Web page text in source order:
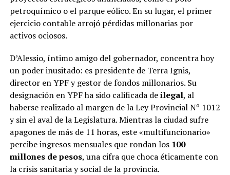
petroquímico o el parque eólico. En su lugar, el primer
ejercicio contable arrojó pérdidas millonarias por
activos ociosos.
D’Alessio, íntimo amigo del gobernador, concentra hoy
un poder inusitado: es presidente de Terra Ignis,
director en YPF y gestor de fondos millonarios. Su
designación en YPF ha sido calificada deilegal, al
haberse realizado al margen de la Ley Provincial Nº 1012
y sin el aval de la Legislatura. Mientras la ciudad sufre
apagones de más de 11 horas, este «multifuncionario»
percibe ingresos mensuales que rondan los 100
millones de pesos, una cifra que choca éticamente con
la crisis sanitaria y social de la provincia.